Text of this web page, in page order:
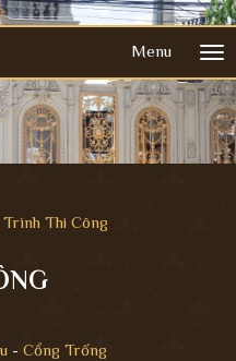
Menu
Thi Công
- Cổng Trống